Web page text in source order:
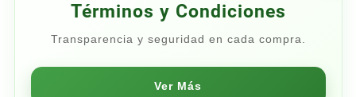
Términos y Condiciones
Transparencia y seguridad en cada compra.
Ver Más